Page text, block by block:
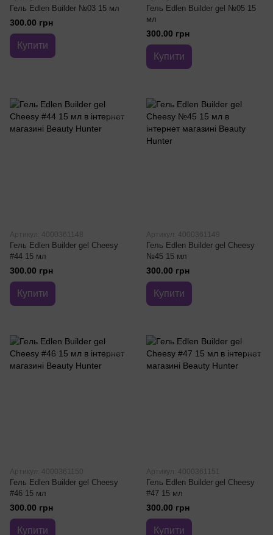
Гель Edlen Builder №03 15 мл
300.00 грн
Купити
Гель Edlen Builder gel №05 15
мл
300.00 грн
Купити
Артикул: 4000361148
Гель Edlen Builder gel Cheesy
#44 15 мл
300.00 грн
Купити
Артикул: 4000361149
Гель Edlen Builder gel Cheesy
№45 15 мл
300.00 грн
Купити
Артикул: 4000361150
Гель Edlen Builder gel Cheesy
#46 15 мл
300.00 грн
Купити
Артикул: 4000361151
Гель Edlen Builder gel Cheesy
#47 15 мл
300.00 грн
Купити